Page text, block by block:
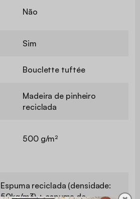
Não
Sim
Bouclette tuftée
Madeira de pinheiro
reciclada
500 g/m²
Espuma reciclada (densidade:
50kg/m3) + espuma de